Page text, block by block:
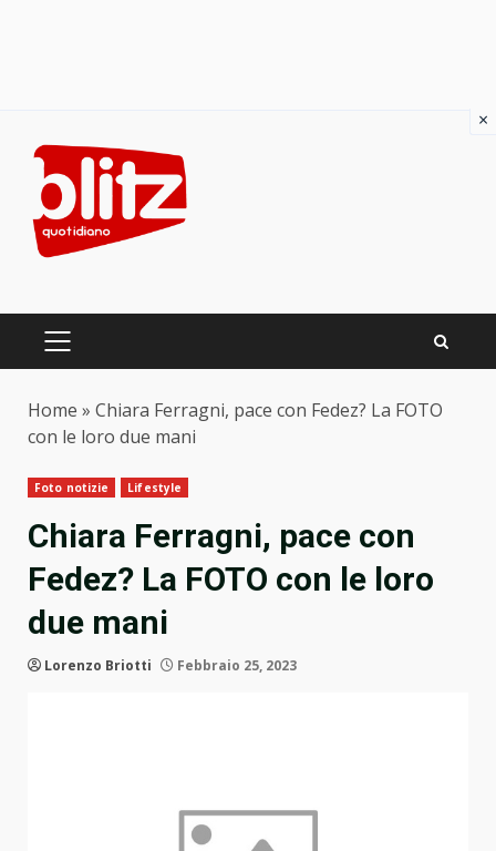
content
PRIMARY
Home » Chiara Ferragni, pace con Fedez? La FOTO
con le loro due mani
Foto notizie Lifestyle
Chiara Ferragni, pace con
Fedez? La FOTO con le loro
due mani
Lorenzo Briotti Febbraio 25, 2023
×